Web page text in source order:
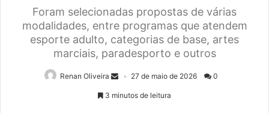
Foram selecionadas propostas de várias
modalidades, entre programas que atendem
esporte adulto, categorias de base, artes
marciais, paradesporto e outros
Renan Oliveira 27 de maio de 2026 0
3 minutos de leitura